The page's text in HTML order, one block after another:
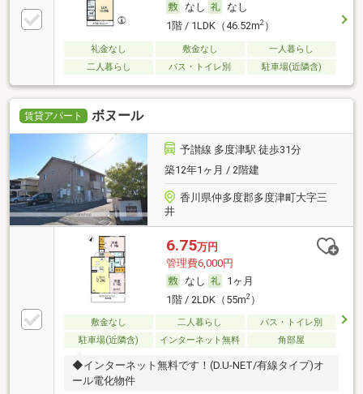
なし
なし
1階 / 1LDK（46.52m2）
礼金なし 敷金なし
一人暮らし
二人暮らし
バス・トイレ別 駐車場(近隣含)
賃貸アパート ボヌール
予讃線 多度津駅 徒歩31分
築12年1ヶ月 / 2階建
香川県仲多度郡多度津町大字三
井
6.75万円
管理費6,000円
なし
1ヶ月
1階 / 2LDK（55m2）
敷金なし 二人暮らし
バス・トイレ別
駐車場(近隣含)
インターネット無料 角部屋
◆インターネット無料です！(D.U-NET/有線タイプ)オ
ール電化物件